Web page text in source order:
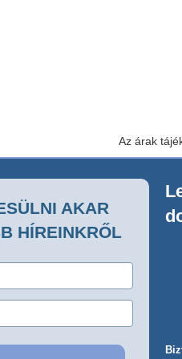
Az árak
AKAR
HÍREINKRŐL